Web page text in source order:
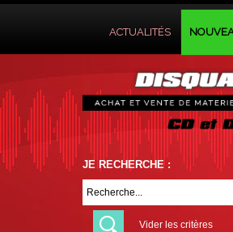
ACTUALITÉS
JE RECHERCHE :
Vider les critères